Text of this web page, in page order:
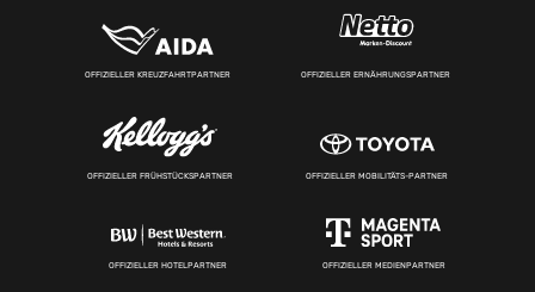
OFFIZIELLER KREUZFAHRTPARTNER OFFIZIELLER ERNÄHRUNGSPARTNER
OFFIZIELLER FRÜHSTÜCKSPARTNER OFFIZIELLER MOBILITÄTS-PARTNER
OFFIZIELLER HOTELPARTNER OFFIZIELLER MEDIENPARTNER